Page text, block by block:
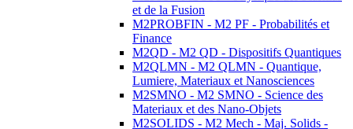
et de la Fusion
M2PROBFIN - M2 PF - Probabilités et
Finance
M2QD - M2 QD - Dispositifs Quantiques
M2QLMN - M2 QLMN - Quantique,
Lumiere, Materiaux et Nanosciences
M2SMNO - M2 SMNO - Science des
Materiaux et des Nano-Objets
M2SOLIDS - M2 Mech - Maj. Solids -